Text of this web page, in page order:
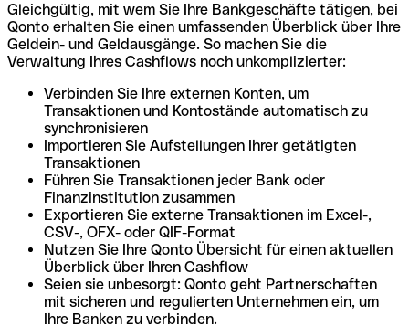
Gleichgültig, mit wem Sie Ihre Bankgeschäfte tätigen, bei
Qonto erhalten Sie einen umfassenden Überblick über Ihre
Geldein- und Geldausgänge. So machen Sie die
Verwaltung Ihres Cashflows noch unkomplizierter:
Verbinden Sie Ihre externen Konten, um
Transaktionen und Kontostände automatisch zu
synchronisieren
Importieren Sie Aufstellungen Ihrer getätigten
Transaktionen
Führen Sie Transaktionen jeder Bank oder
Finanzinstitution zusammen
Exportieren Sie externe Transaktionen im Excel-,
CSV-, OFX- oder QIF-Format
Nutzen Sie Ihre Qonto Übersicht für einen aktuellen
Überblick über Ihren Cashflow
Seien sie unbesorgt: Qonto geht Partnerschaften
mit sicheren und regulierten Unternehmen ein, um
Ihre Banken zu verbinden.